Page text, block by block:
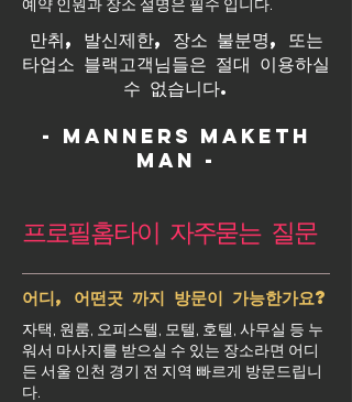
예약 인원과 장소 설명은 필수 입니다.
만취, 발신제한, 장소 불분명, 또는
타업소 블랙고객님들은 절대 이용하실
수 없습니다.
- Manners maketh
man -
프로필홈타이 자주묻는 질문
어디, 어떤곳 까지 방문이 가능한가요?
자택, 원룸, 오피스텔, 모텔, 호텔, 사무실 등 누
워서 마사지를 받으실 수 있는 장소라면 어디
든 서울 인천 경기 전 지역 빠르게 방문드립니
다.